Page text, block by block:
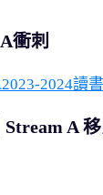
衝刺
A